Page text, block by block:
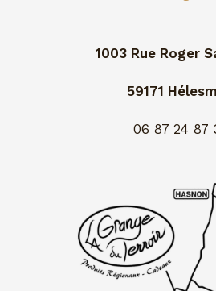
1003 Rue Roger
59171
06 87 24 87